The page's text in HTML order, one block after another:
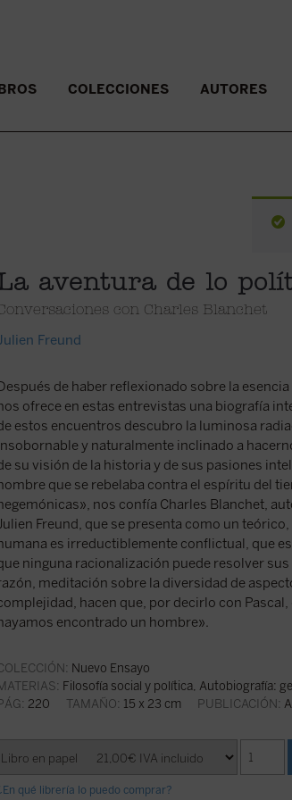
COLECCIONES AUTORES
aventura de lo
con Charles Blanchet
Freund
de haber reflexionado sobre la
ofrece en estas entrevistas una biografía
estos encuentros descubro la luminosa
y naturalmente inclinado a
su visión de la historia y de sus pasiones
que se rebelaba contra el espíritu del
nos confía Charles Blanchet,
Freund, que se presenta como un
es irreductiblemente conflictual, que
ninguna racionalización puede resolver
meditación sobre la diversidad de
hacen que, por decirlo con
encontrado un hombre».
Nuevo Ensayo
Filosofía social y política, Autobiografía:
220 TAMAÑO: 15 x 23 cm PUBLICACIÓN:
qué librería lo puedo comprar?